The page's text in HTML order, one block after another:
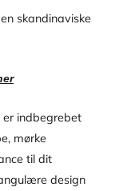
skandinaviske
indbegrebet
mørke
til dit
design